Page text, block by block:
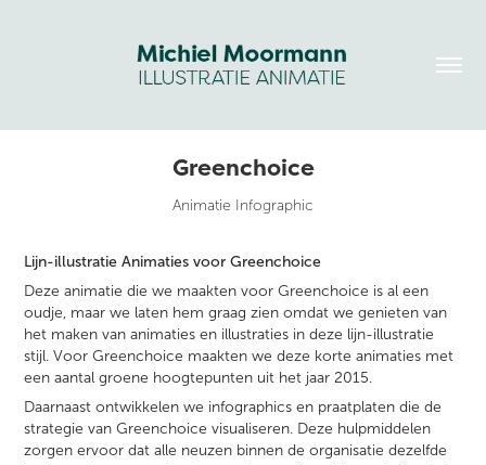
Greenchoice
Animatie Infographic
Lijn-illustratie Animaties voor Greenchoice
Deze animatie die we maakten voor Greenchoice is al een
oudje, maar we laten hem graag zien omdat we genieten van
het maken van animaties en illustraties in deze lijn-illustratie
stijl. Voor Greenchoice maakten we deze korte animaties met
een aantal groene hoogtepunten uit het jaar 2015.
Daarnaast ontwikkelen we infographics en praatplaten die de
strategie van Greenchoice visualiseren. Deze hulpmiddelen
zorgen ervoor dat alle neuzen binnen de organisatie dezelfde